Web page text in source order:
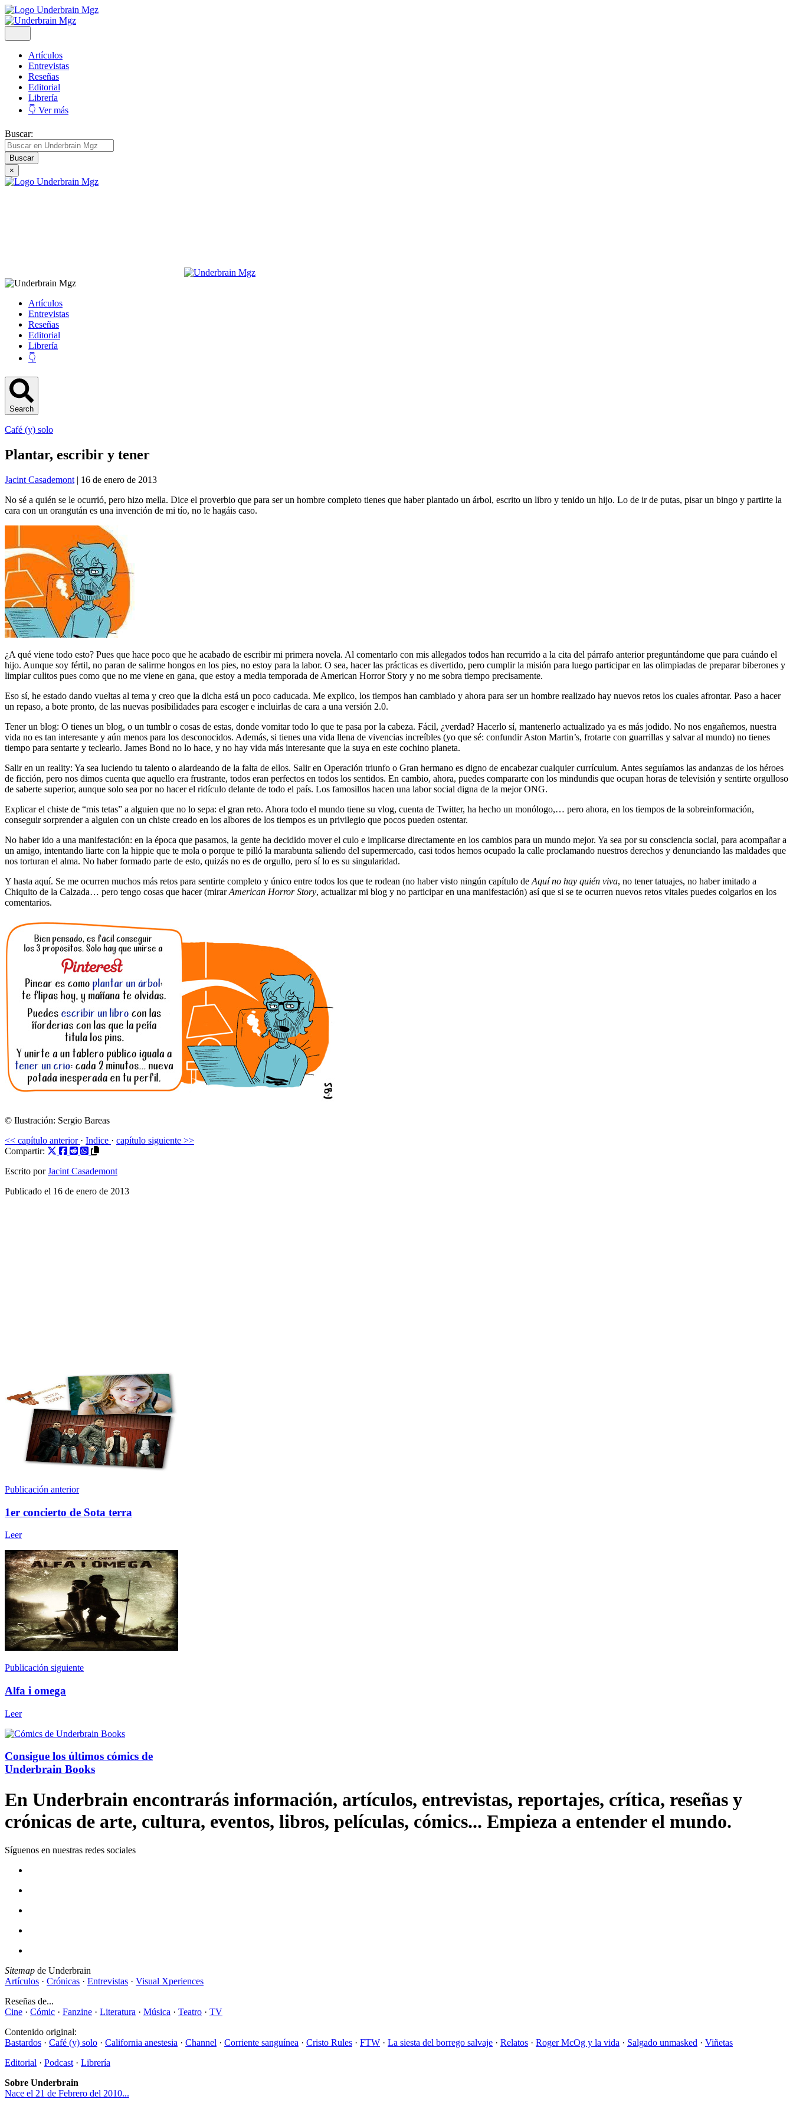
Artículos
Entrevistas
Reseñas
Editorial
Librería
👇 Ver más
Buscar:
×
Artículos
Entrevistas
Reseñas
Editorial
Librería
👇
Search
Café (y) solo
Plantar, escribir y tener
Jacint Casademont | 16 de enero de 2013
No sé a quién se le ocurrió, pero hizo mella. Dice el proverbio que para ser un hombre completo tienes que haber plantado un árbol, escrito un libro y tenido un hijo. Lo de ir de putas, pisar un bingo y partirte la
cara con un orangután es una invención de mi tío, no le hagáis caso.
¿A qué viene todo esto? Pues que hace poco que he acabado de escribir mi primera novela. Al comentarlo con mis allegados todos han recurrido a la cita del párrafo anterior preguntándome que para cuándo el
hijo. Aunque soy fértil, no paran de salirme hongos en los pies, no estoy para la labor. O sea, hacer las prácticas es divertido, pero cumplir la misión para luego participar en las olimpiadas de preparar biberones y
limpiar culitos pues como que no me viene en gana, que estoy a media temporada de American Horror Story y no me sobra tiempo precisamente.
Eso sí, he estado dando vueltas al tema y creo que la dicha está un poco caducada. Me explico, los tiempos han cambiado y ahora para ser un hombre realizado hay nuevos retos los cuales afrontar. Paso a hacer
un repaso, a bote pronto, de las nuevas posibilidades para escoger e incluirlas de cara a una versión 2.0.
Tener un blog: O tienes un blog, o un tumblr o cosas de estas, donde vomitar todo lo que te pasa por la cabeza. Fácil, ¿verdad? Hacerlo sí, mantenerlo actualizado ya es más jodido. No nos engañemos, nuestra
vida no es tan interesante y aún menos para los desconocidos. Además, si tienes una vida llena de vivencias increíbles (yo que sé: confundir Aston Martin’s, frotarte con guarrillas y salvar al mundo) no tienes
tiempo para sentarte y teclearlo. James Bond no lo hace, y no hay vida más interesante que la suya en este cochino planeta.
Salir en un reality: Ya sea luciendo tu talento o alardeando de la falta de ellos. Salir en Operación triunfo o Gran hermano es digno de encabezar cualquier currículum. Antes seguíamos las andanzas de los héroes
de ficción, pero nos dimos cuenta que aquello era frustrante, todos eran perfectos en todos los sentidos. En cambio, ahora, puedes compararte con los mindundis que ocupan horas de televisión y sentirte orgulloso
de saberte superior, aunque solo sea por no hacer el ridículo delante de todo el país. Los famosillos hacen una labor social digna de la mejor ONG.
Explicar el chiste de “mis tetas” a alguien que no lo sepa: el gran reto. Ahora todo el mundo tiene su vlog, cuenta de Twitter, ha hecho un monólogo,… pero ahora, en los tiempos de la sobreinformación,
conseguir sorprender a alguien con un chiste creado en los albores de los tiempos es un privilegio que pocos pueden ostentar.
No haber ido a una manifestación: en la época que pasamos, la gente ha decidido mover el culo e implicarse directamente en los cambios para un mundo mejor. Ya sea por su consciencia social, para acompañar a
un amigo, intentando liarte con la hippie que te mola o porque te pilló la marabunta saliendo del supermercado, casi todos hemos ocupado la calle proclamando nuestros derechos y denunciando las maldades que
nos torturan el alma. No haber formado parte de esto, quizás no es de orgullo, pero sí lo es su singularidad.
Y hasta aquí. Se me ocurren muchos más retos para sentirte completo y único entre todos los que te rodean (no haber visto ningún capítulo de Aquí no hay quién viva, no tener tatuajes, no haber imitado a
Chiquito de la Calzada… pero tengo cosas que hacer (mirarAmerican Horror Story, actualizar mi blog y no participar en una manifestación) así que si se te ocurren nuevos retos vitales puedes colgarlos en los
comentarios.
© Ilustración: Sergio Bareas
<< capítulo anterior · Indice · capítulo siguiente >>
Compartir:
Escrito por Jacint Casademont
Publicado el 16 de enero de 2013
Publicación anterior
1er concierto de Sota terra
Leer
Publicación siguiente
Alfa i omega
Leer
Consigue los últimos cómics de
Underbrain Books
En Underbrain encontrarás información, artículos, entrevistas, reportajes, crítica, reseñas y
crónicas de arte, cultura, eventos, libros, películas, cómics... Empieza a entender el mundo.
Síguenos en nuestras redes sociales
Sitemap de Underbrain
Artículos · Crónicas · Entrevistas · Visual Xperiences
Reseñas de...
Cine · Cómic · Fanzine · Literatura · Música · Teatro · TV
Contenido original:
Bastardos · Café (y) solo · California anestesia · Channel · Corriente sanguínea · Cristo Rules · FTW · La siesta del borrego salvaje · Relatos · Roger McOg y la vida · Salgado unmasked · Viñetas
Editorial · Podcast · Librería
Sobre Underbrain
Nace el 21 de Febrero del 2010...